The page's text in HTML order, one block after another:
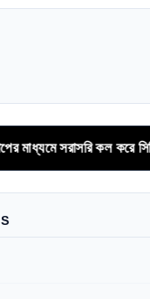
সরাসরি কল করে সিরিয়াল নিন